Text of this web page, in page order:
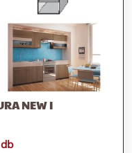
NEW I